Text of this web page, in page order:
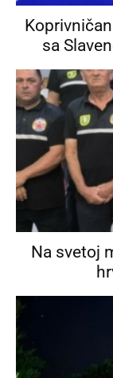
sa
Na svetoj